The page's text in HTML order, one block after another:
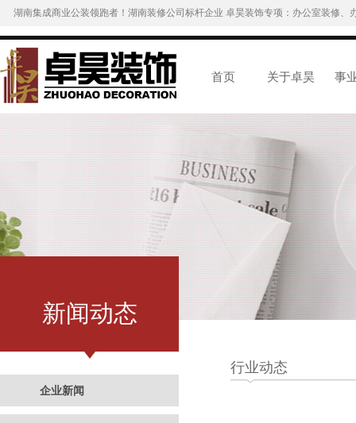
湖南集成商业公装领跑者！湖南装修公司标杆企业 卓昊装饰专项：办公室装修
首页 关于卓昊 事
新闻动态
企业新闻
行业动态